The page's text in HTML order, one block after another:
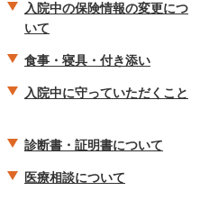
入院中の保険情報の変更につ
いて
食事・寝具・付き添い
入院中に守っていただくこと
診断書・証明書について
医療相談について